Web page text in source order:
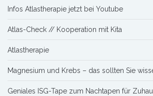
Infos Atlastherapie jetzt bei Youtube
Atlas-Check // Kooperation mit Kita
Atlastherapie
Magnesium und Krebs – das sollten Sie
Geniales ISG-Tape zum Nachtapen für